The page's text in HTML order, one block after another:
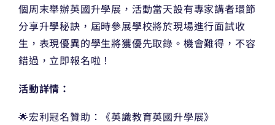
個周末舉辦英國升學展，活動當天設有專家講者環節
分享升學秘訣，屆時參展學校將於現場進行面試收
生，表現優異的學生將獲優先取錄。機會難得，不容
錯過，立即報名啦！
活動詳情：
🌟宏利冠名贊助：《英識教育英國升學展》